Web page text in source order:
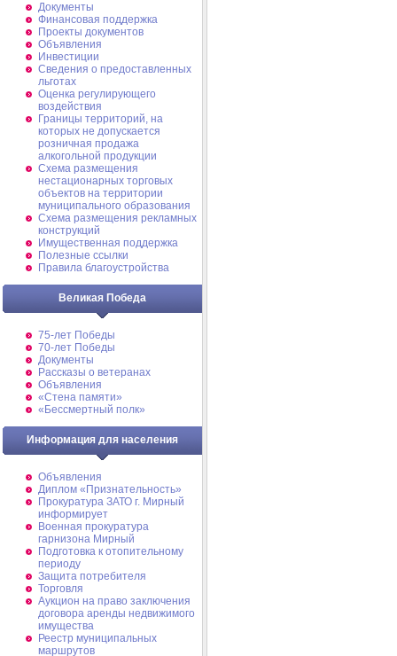
Документы
Финансовая поддержка
Проекты документов
Объявления
Инвестиции
Сведения о предоставленных
льготах
Оценка регулирующего
воздействия
Границы территорий, на
которых не допускается
розничная продажа
алкогольной продукции
Схема размещения
нестационарных торговых
объектов на территории
муниципального образования
Схема размещения рекламных
конструкций
Имущественная поддержка
Полезные ссылки
Правила благоустройства
Великая Победа
75-лет Победы
70-лет Победы
Документы
Рассказы о ветеранах
Объявления
«Стена памяти»
«Бессмертный полк»
Информация для населения
Объявления
Диплом «Признательность»
Прокуратура ЗАТО г. Мирный
информирует
Военная прокуратура
гарнизона Мирный
Подготовка к отопительному
периоду
Защита потребителя
Торговля
Аукцион на право заключения
договора аренды недвижимого
имущества
Реестр муниципальных
маршрутов